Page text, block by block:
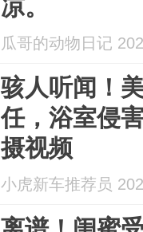
凉。
瓜哥的动物日记
骇人听闻！
任，浴室侵
摄视频
小虎新车推荐员